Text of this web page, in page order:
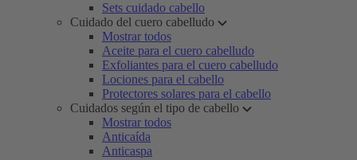
Sets cuidado cabello
Cuidado del cuero cabelludo
Mostrar todos
Aceite para el cuero cabelludo
Exfoliantes para el cuero cabelludo
Lociones para el cabello
Protectores solares para el cabello
Cuidados según el tipo de cabello
Mostrar todos
Anticaída
Anticaspa